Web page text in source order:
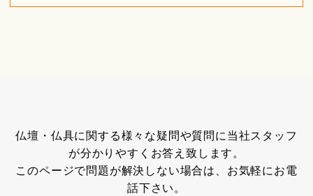
仏壇・仏具に関する様々な疑問や質問に当社スタッフ
が分かりやすくお答え致します。
このページで問題が解決しない場合は、お気軽にお電
話下さい。